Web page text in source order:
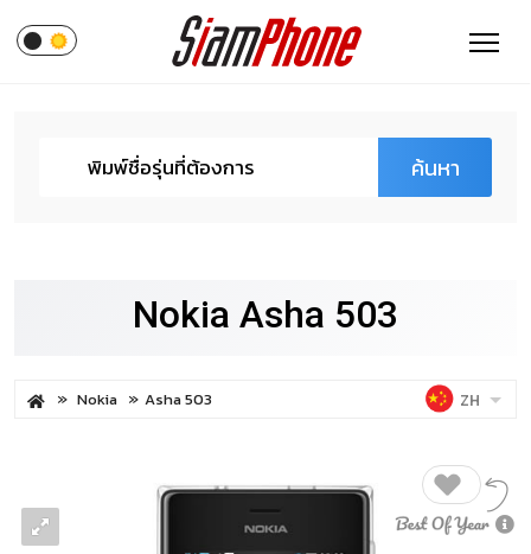
ค้นหา
Nokia Asha 503
Nokia Asha 503 ZH